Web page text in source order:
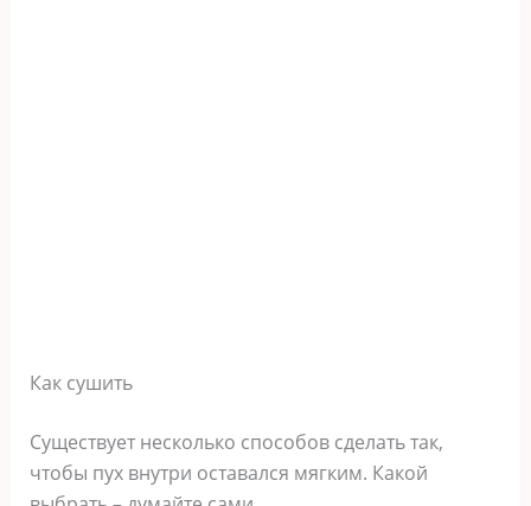
Как сушить
Существует несколько способов сделать так,
чтобы пух внутри оставался мягким. Какой